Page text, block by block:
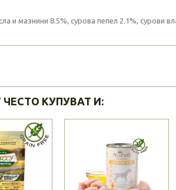
и мазнини 8.5%, сурова пепел 2.1%, сурови
КУПУВАТ И: